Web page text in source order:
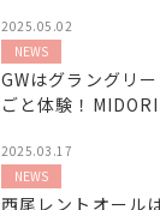
2025.05.02
NEWS
GWはグラングリ
ごと体験！
2025.03.17
NEWS
西尾レントオール